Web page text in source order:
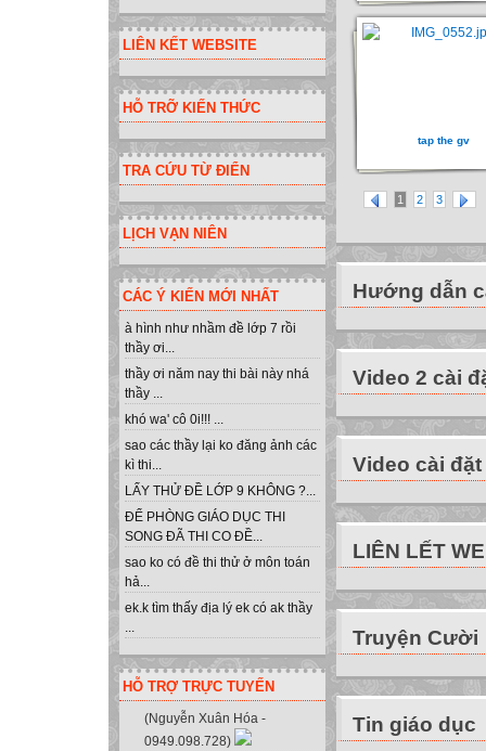
LIÊN KẾT WEBSITE
HỖ TRỠ KIẾN THỨC
TRA CỨU TỪ ĐIỂN
LỊCH VẠN NIÊN
CÁC Ý KIẾN MỚI NHẤT
à hình như nhầm đề lớp 7 rồi
thầy ơi...
thầy ơi năm nay thi bài này nhá
thầy ...
khó wa' cô 0i!!! ...
sao các thầy lại ko đăng ảnh các
kì thi...
LẤY THỬ ĐỀ LỚP 9 KHÔNG ?...
ĐỂ PHÒNG GIÁO DỤC THI
SONG ĐÃ THI CO ĐỀ...
sao ko có đề thi thử ở môn toán
hả...
ek.k tìm thấy địa lý ek có ak thầy
...
HỖ TRỢ TRỰC TUYẾN
(Nguyễn Xuân Hóa -
0949.098.728)
tap the gv
1 2 3
Hướng dẫn
Video 2 cài
Video cài đặt
LIÊN LẾT
Truyện Cười
Tin giáo dục